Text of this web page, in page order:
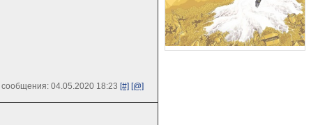
04.05.2020 18:23 [#] [@]